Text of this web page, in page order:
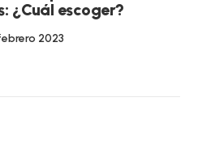
¿Cuál escoger?
2023